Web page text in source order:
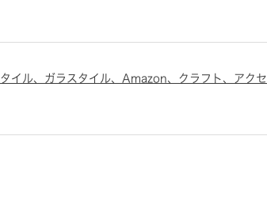
タイル、ガラスタイル、Amazon、クラフト、アクセ